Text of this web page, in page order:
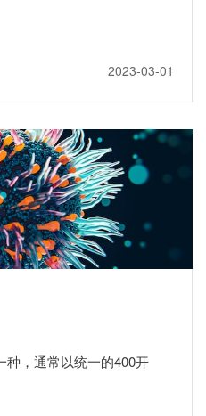
2023-03-01
种，通常以统一的400开